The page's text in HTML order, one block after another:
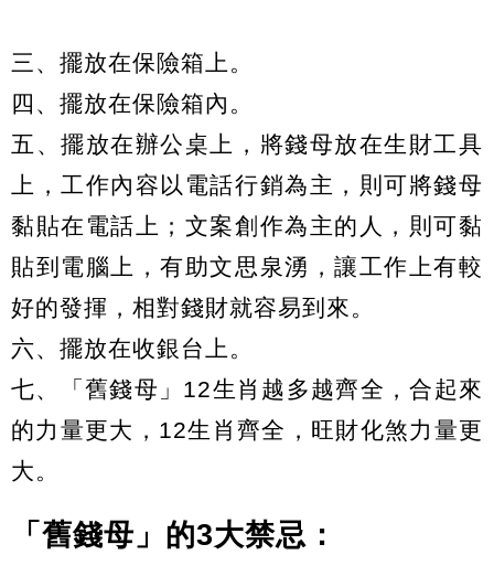
三、擺放在保險箱上。
四、擺放在保險箱內。
五、擺放在辦公桌上，將錢母放在生財工具
上，工作內容以電話行銷為主，則可將錢母
黏貼在電話上；文案創作為主的人，則可黏
貼到電腦上，有助文思泉湧，讓工作上有較
好的發揮，相對錢財就容易到來。
六、擺放在收銀台上。
七、「舊錢母」12生肖越多越齊全，合起來
的力量更大，12生肖齊全，旺財化煞力量更
大。
「舊錢母」的3大禁忌：